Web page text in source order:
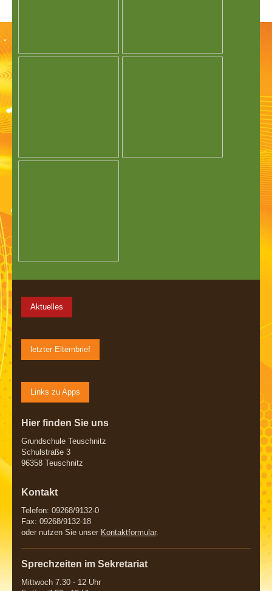
Aktuelles
letzter Elternbrief
Links zu Apps
Hier finden Sie uns
Grundschule Teuschnitz
Schulstraße 3
96358 Teuschnitz
Kontakt
Telefon: 09268/9132-0
Fax: 09268/9132-18
oder nutzen Sie unser Kontaktformular.
Sprechzeiten im Sekretariat
Mittwoch 7.30 - 12 Uhr